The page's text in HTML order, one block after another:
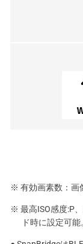
※ 有効画素数：画
※ 最高ISO感度:P
ド時に設定可能